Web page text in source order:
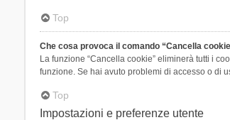
Top
Che cosa provoca il comando “Cancella
La funzione “Cancella cookie” eliminerà tutti i
funzione. Se hai avuto problemi di accesso o di
Top
Impostazioni e preferenze utente